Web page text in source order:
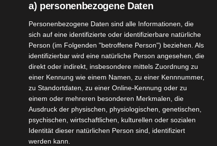
Wild Refill Deo – Cherry Blossom
Juni 24, 2023 Beauty Düfte ,Haut , Kooperation Naturkosmetik
Produktvorstellungen Wellness
Weiterlesen
26
04, 2023
Refill
– Boob
Haut
Pflege
a) personenbezogene Daten
Personenbezogene Daten sind alle Informationen, die
sich auf eine identifizierte oder identifizierbare natürliche
Person (im Folgenden "betroffene Person") beziehen. Als
identifizierbar wird eine natürliche Person angesehen, die
direkt oder indirekt, insbesondere mittels Zuordnung zu
einer Kennung wie einem Namen, zu einer Kennnummer,
zu Standortdaten, zu einer Online-Kennung oder zu
einem oder mehreren besonderen Merkmalen, die
Ausdruck der physischen, physiologischen, genetischen,
psychischen, wirtschaftlichen, kulturellen oder sozialen
Identität dieser natürlichen Person sind, identifiziert
werden kann.